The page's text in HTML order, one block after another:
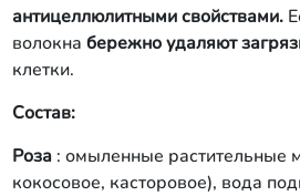
антицеллюлитными свойствами.
волокна бережно удаляют
клетки.
Состав:
Роза : омыленные растительные
кокосовое, касторовое), вода